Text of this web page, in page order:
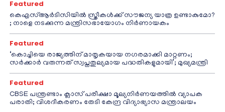
Featured
കെഎസ്ആർടിസിയിൽ സ്ത്രീകൾക്ക് സൗജന്യ യാത്ര ഉണ്ടാകുമോ?
; നാളെ നടക്കുന്ന മന്ത്രിസഭായോഗം നിർണായകം
Featured
‘കൊച്ചിയെ രാജ്യത്തിന് മാതൃകയായ നഗരമാക്കി മാറ്റണം;
സർക്കാർ വരുന്നത് സ്വപ്നതുല്യമായ പദ്ധതികളുമായി’; മുഖ്യമന്ത്രി
Featured
CBSE പന്ത്രണ്ടാം ക്ലാസ് പരീക്ഷാ മൂല്യനിർണയത്തിൽ വ്യാപക
പരാതി; വിശദീകരണം തേടി കേന്ദ്ര വിദ്യാഭ്യാസ മന്ത്രാലയം